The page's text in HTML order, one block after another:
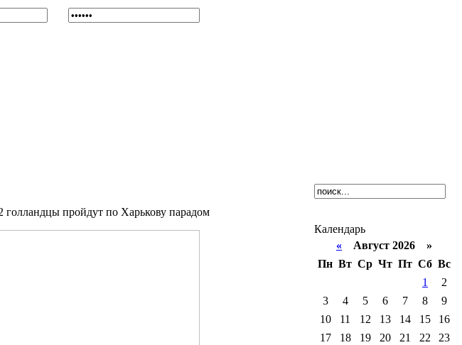
голландцы пройдут по Харькову парадом
Календарь
« Август 2026 »
Пн Вт Ср Чт Пт Сб Вс
1
2
3
4 5 6 7 8
9
10
11 12 13 14 15
16
17
18 19 20 21 22
23